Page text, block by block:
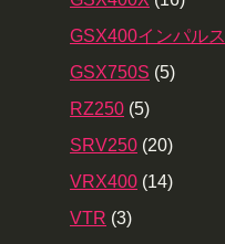
GSX400インパルス
GSX750S (5)
RZ250 (5)
SRV250 (20)
VRX400 (14)
VTR (3)